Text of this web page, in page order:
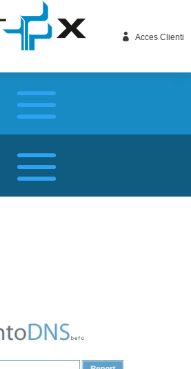
 Acces Clienti